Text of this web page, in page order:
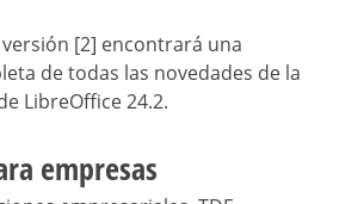
[2] encontrará una
de todas las novedades de la
LibreOffice 24.2.
empresas